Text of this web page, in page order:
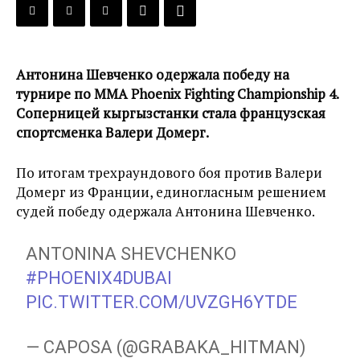
Антонина Шевченко одержала победу на
турнире по ММА Phoenix Fighting Championship 4.
Соперницей кыргызстанки стала французская
спортсменка Валери Домерг.
По итогам трехраундового боя против Валери
Домерг из Франции, единогласным решением
судей победу одержала Антонина Шевченко.
ANTONINA SHEVCHENKO
#PHOENIX4DUBAI
PIC.TWITTER.COM/UVZGH6YTDE
— CAPOSA (@GRABAKA_HITMAN)